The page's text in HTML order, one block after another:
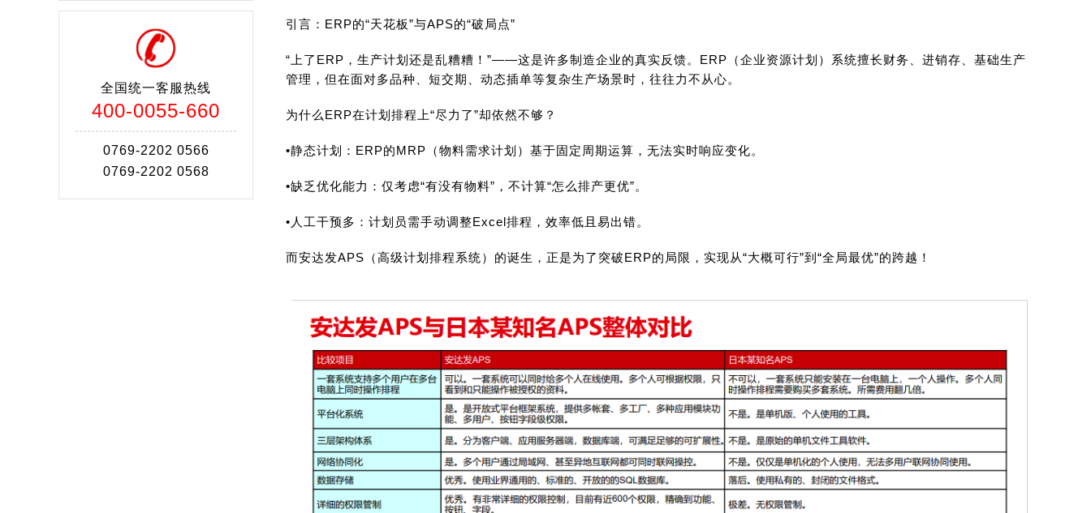
全国统一客服热线
400-0055-660
0769-2202 0566
0769-2202 0568
引言：ERP的“天花板”与APS的“破局点”
“上了ERP，生产计划还是乱糟糟！”——这是许多制造企业的真实反馈。ERP（企业资源计划）系统擅长财务、进销存、基础生产
管理，但在面对多品种、短交期、动态插单等复杂生产场景时，往往力不从心。
为什么ERP在计划排程上“尽力了”却依然不够？
•静态计划：ERP的MRP（物料需求计划）基于固定周期运算，无法实时响应变化。
•缺乏优化能力：仅考虑“有没有物料”，不计算“怎么排产更优”。
•人工干预多：计划员需手动调整Excel排程，效率低且易出错。
而安达发APS（高级计划排程系统）的诞生，正是为了突破ERP的局限，实现从“大概可行”到“全局最优”的跨越！